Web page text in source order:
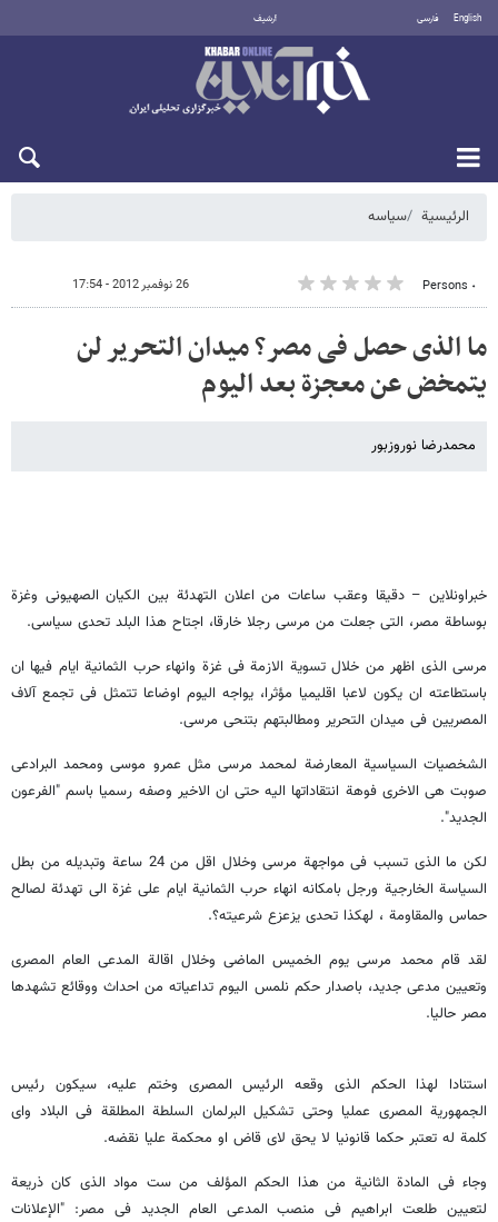
English فارسی أرشيف
الرئيسية سیاسه
٠ Persons 26 نوفمبر 2012 - 17:54
ما الذی حصل فی مصر؟ میدان التحریر لن
یتمخض عن معجزة بعد الیوم
محمدرضا نوروزبور
خبراونلاین – دقیقا وعقب ساعات من اعلان التهدئة بین الکیان الصهیونی وغزة
بوساطة مصر، التی جعلت من مرسی رجلا خارقا، اجتاح هذا البلد تحدی سیاسی.
مرسی الذی اظهر من خلال تسویة الازمة فی غزة وانهاء حرب الثمانیة ایام فیها ان
باستطاعته ان یکون لاعبا اقلیمیا مؤثرا، یواجه الیوم اوضاعا تتمثل فی تجمع آلاف
المصریین فی میدان التحریر ومطالبتهم بتنحی مرسی.
الشخصیات السیاسیة المعارضة لمحمد مرسی مثل عمرو موسى ومحمد البرادعی
صوبت هی الاخرى فوهة انتقاداتها الیه حتى ان الاخیر وصفه رسمیا باسم "الفرعون
الجدید".
لکن ما الذی تسبب فی مواجهة مرسی وخلال اقل من 24 ساعة وتبدیله من بطل
السیاسة الخارجیة ورجل بامکانه انهاء حرب الثمانیة ایام على غزة الى تهدئة لصالح
حماس والمقاومة ، لهکذا تحدی یزعزع شرعیته؟.
لقد قام محمد مرسی یوم الخمیس الماضی وخلال اقالة المدعی العام المصری
وتعیین مدعی جدید، باصدار حکم نلمس الیوم تداعیاته من احداث ووقائع تشهدها
مصر حالیا.
استنادا لهذا الحکم الذی وقعه الرئیس المصری وختم علیه، سیکون رئیس
الجمهوریة المصری عملیا وحتى تشکیل البرلمان السلطة المطلقة فی البلاد وای
کلمة له تعتبر حکما قانونیا لا یحق لای قاض او محکمة علیا نقضه.
وجاء فی المادة الثانیة من هذا الحکم المؤلف من ست مواد الذی کان ذریعة
لتعیین طلعت ابراهیم فی منصب المدعی العام الجدید فی مصر: "الإعلانات